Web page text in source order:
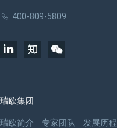
400-809-5809
瑞欧集团
瑞欧简介 专家团队 发展历程